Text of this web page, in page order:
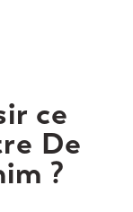
ce
De
?